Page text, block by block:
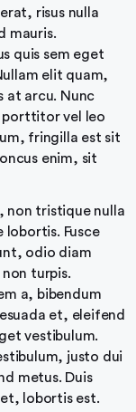
risus nulla
mauris.
quis sem eget
elit quam,
at arcu. Nunc
porttitor vel leo
fringilla est sit
enim, sit
non tristique nulla
lobortis. Fusce
odio diam
turpis.
a, bibendum
et, eleifend
vestibulum.
justo dui
metus. Duis
lobortis est.